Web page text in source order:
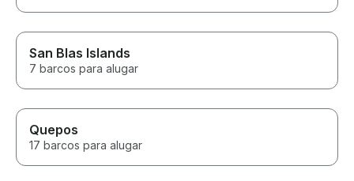
San Blas Islands
7 barcos para alugar
Quepos
17 barcos para alugar